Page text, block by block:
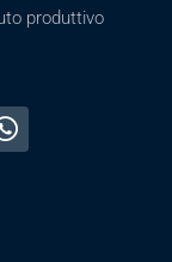
produttivo